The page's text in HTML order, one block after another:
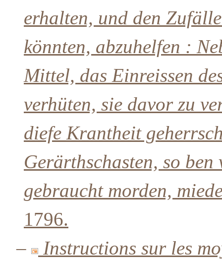
erhalten, und den
könnten, abzuhelfen :
Mittel, das Einreissen
verhüten, sie davor zu
diefe Krantheit
Gerärthschasten, so
gebraucht morden,
1796.
–
Instructions sur les